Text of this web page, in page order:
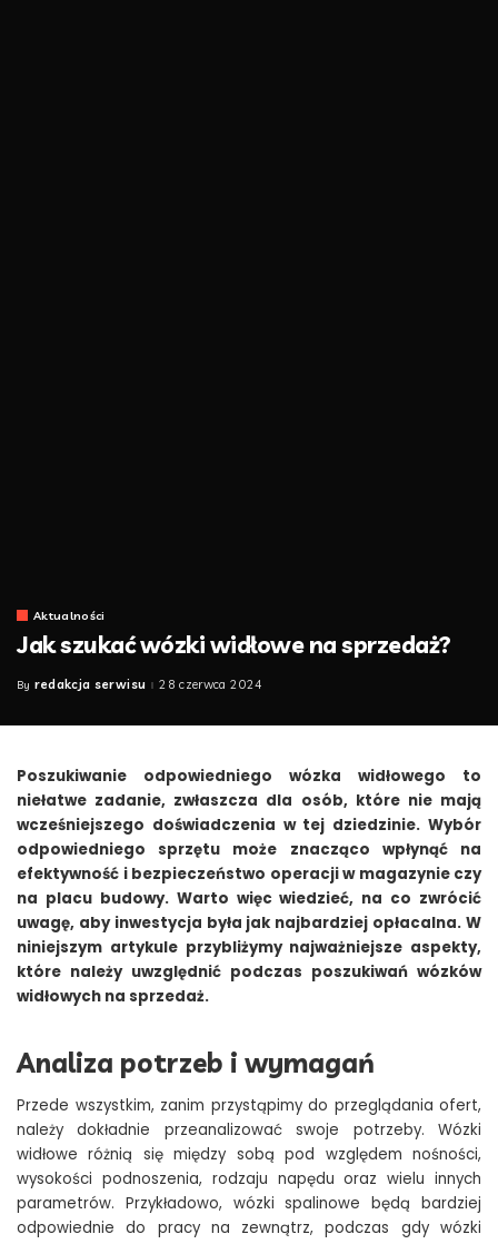
Aktualności
Jak szukać wózki widłowe na sprzedaż?
Posted
By redakcja serwisu 28 czerwca 2024
Poszukiwanie odpowiedniego wózka widłowego to
niełatwe zadanie, zwłaszcza dla osób, które nie mają
wcześniejszego doświadczenia w tej dziedzinie. Wybór
odpowiedniego sprzętu może znacząco wpłynąć na
efektywność i bezpieczeństwo operacji w magazynie czy
na placu budowy. Warto więc wiedzieć, na co zwrócić
uwagę, aby inwestycja była jak najbardziej opłacalna. W
niniejszym artykule przybliżymy najważniejsze aspekty,
które należy uwzględnić podczas poszukiwań wózków
widłowych na sprzedaż.
Analiza potrzeb i wymagań
Przede wszystkim, zanim przystąpimy do przeglądania ofert,
należy dokładnie przeanalizować swoje potrzeby. Wózki
widłowe różnią się między sobą pod względem nośności,
wysokości podnoszenia, rodzaju napędu oraz wielu innych
parametrów. Przykładowo, wózki spalinowe będą bardziej
odpowiednie do pracy na zewnątrz, podczas gdy wózki